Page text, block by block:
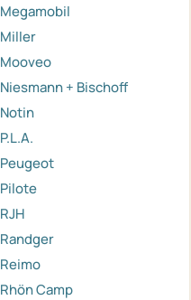
Megamobil
Miller
Mooveo
Niesmann + Bischoff
Notin
P.L.A.
Peugeot
Pilote
RJH
Randger
Reimo
Rhön Camp